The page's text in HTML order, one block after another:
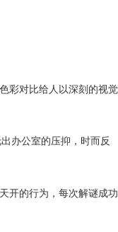
彩对比给人以深刻的视觉
办公室的压抑，时而反
开的行为，每次解谜成功